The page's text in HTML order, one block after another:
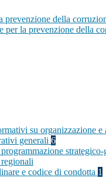
prevenzione della
per la prevenzione della
su organizzazione e
generali 6
strategico-
e codice di condotta 1